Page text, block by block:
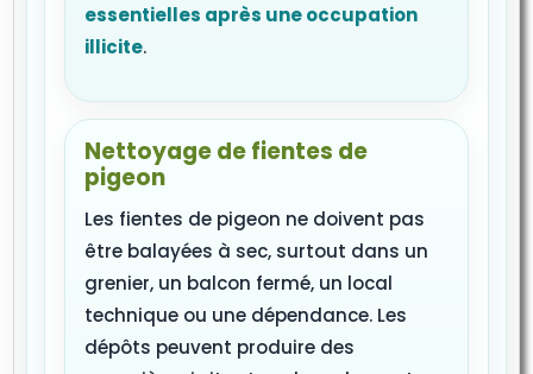
essentielles après une occupation
illicite.
Nettoyage de fientes de
pigeon
Les fientes de pigeon ne doivent pas
être balayées à sec, surtout dans un
grenier, un balcon fermé, un local
technique ou une dépendance. Les
dépôts peuvent produire des